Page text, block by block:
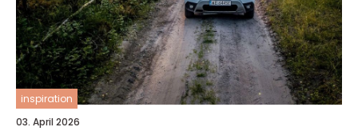
inspiration
03. April 2026